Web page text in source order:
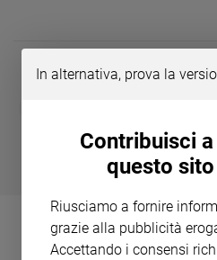
Chiesa
- VOL DA 1 AL 5
€ 64,50
In alternativa, prova la
Contribuisci
questo
Riusciamo a fornire
grazie alla pubblicità
Accettando i consensi